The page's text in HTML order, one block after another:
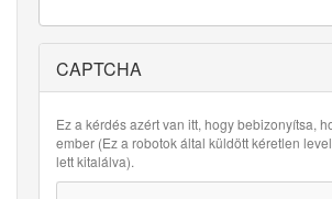
CAPTCHA
Ez a kérdés azért van itt, hogy bebizonyítsa,
ember (Ez a robotok által küldött kéretlen
lett kitalálva).